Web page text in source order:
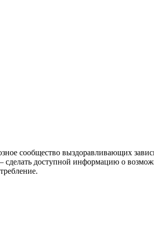
сообщество выздоравливающих
доступной информацию о